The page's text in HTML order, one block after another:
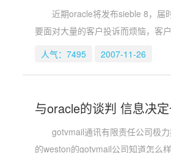
近期oracle将发布sieble 8，届时
要面对大量的客户投诉而烦恼，
人气：7495
2007-11-26
与oracle的谈判 信息决
gotvmail通讯有限责任公司极力
的weston的gotvmail公司知道怎